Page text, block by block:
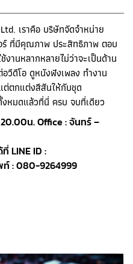
เราคือ บริษัทจัดจำหน่าย
ที่มีคุณภาพ ประสิทธิภาพ ตอบ
านหลากหลายไม่ว่าจะเป็นด้าน
วีดีโอ ดูหนังฟังเพลง ทำงาน
ต่ตกแต่งสีสันให้กับชุด
หมดแล้วที่นี่ ครบ จบที่เดียว
น. Office : จันทร์ –
LINE ID :
ท์ : 080-9264999